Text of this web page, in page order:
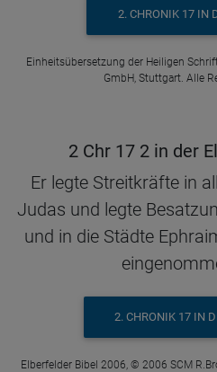
2. CHRONIK 17 IN
Einheitsübersetzung der Heiligen
GmbH, Stuttgart. Alle
2 Chr 17 2 in der
Er legte Streitkräfte in
Judas und legte
und in die Städte
2. CHRONIK 17 IN
Elberfelder Bibel 2006, © 2006 SCM